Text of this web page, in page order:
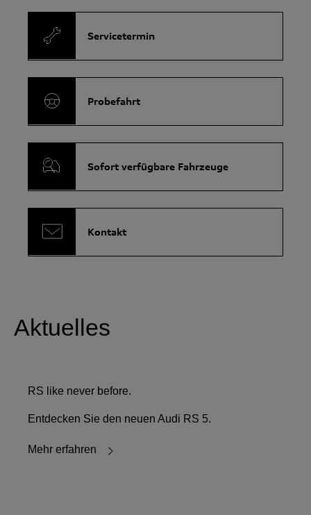
Servicetermin
Probefahrt
Sofort verfügbare Fahrzeuge
Kontakt
Aktuelles
RS like never before.
Entdecken Sie den neuen Audi RS 5.
Mehr erfahren